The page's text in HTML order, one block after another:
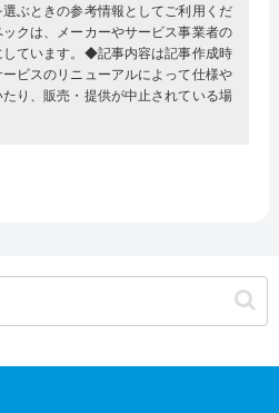
ぶときの参考情報としてご利用くだ
クは、メーカーやサービス事業者の
ています。◆記事内容は記事作成時
ビスのリニューアルによって仕様や
り、販売・提供が中止されている場